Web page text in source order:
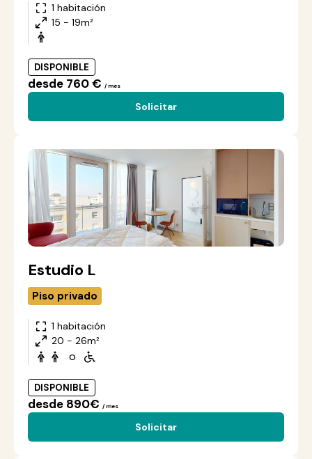
1 habitación
15 - 19m²
DISPONIBLE
desde 760 € / mes
Solicitar
Estudio L
Piso privado
1 habitación
20 - 26m²
o
DISPONIBLE
desde 890€ / mes
Solicitar